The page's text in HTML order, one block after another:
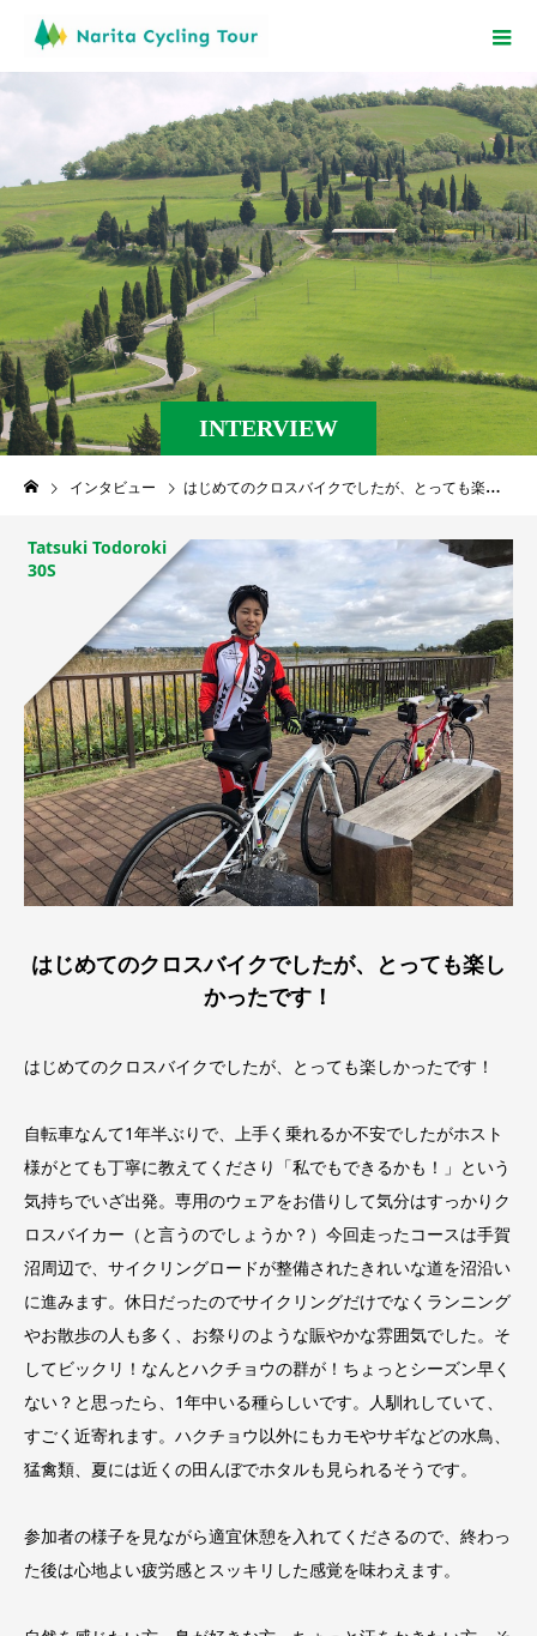
INTERVIEW
インタビュー はじめてのクロスバイクでしたが、とっても楽しかったです！
Tatsuki Todoroki
30S
はじめてのクロスバイクでしたが、とっても楽し
かったです！
はじめてのクロスバイクでしたが、とっても楽しかったです！
自転車なんて1年半ぶりで、上手く乗れるか不安でしたがホスト
様がとても丁寧に教えてくださり「私でもできるかも！」という
気持ちでいざ出発。専用のウェアをお借りして気分はすっかりク
ロスバイカー（と言うのでしょうか？）今回走ったコースは手賀
沼周辺で、サイクリングロードが整備されたきれいな道を沼沿い
に進みます。休日だったのでサイクリングだけでなくランニング
やお散歩の人も多く、お祭りのような賑やかな雰囲気でした。そ
してビックリ！なんとハクチョウの群が！ちょっとシーズン早く
ない？と思ったら、1年中いる種らしいです。人馴れしていて、
すごく近寄れます。ハクチョウ以外にもカモやサギなどの水鳥、
猛禽類、夏には近くの田んぼでホタルも見られるそうです。
参加者の様子を見ながら適宜休憩を入れてくださるので、終わっ
た後は心地よい疲労感とスッキリした感覚を味わえます。